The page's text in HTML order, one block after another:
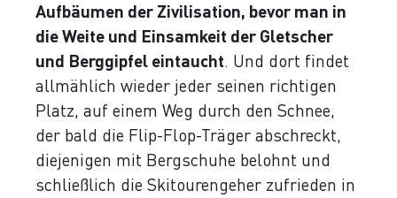
Aufbäumen der Zivilisation, bevor man in
die Weite und Einsamkeit der Gletscher
und Berggipfel eintaucht. Und dort findet
allmählich wieder jeder seinen richtigen
Platz, auf einem Weg durch den Schnee,
der bald die Flip-Flop-Träger abschreckt,
diejenigen mit Bergschuhe belohnt und
schließlich die Skitourengeher zufrieden in